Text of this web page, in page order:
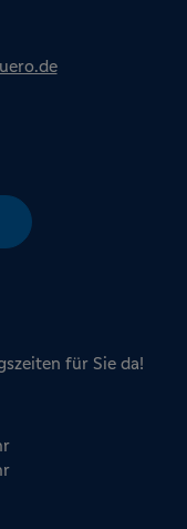
für Sie da!